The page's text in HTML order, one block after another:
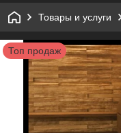
Товары и услуги
Топ продаж